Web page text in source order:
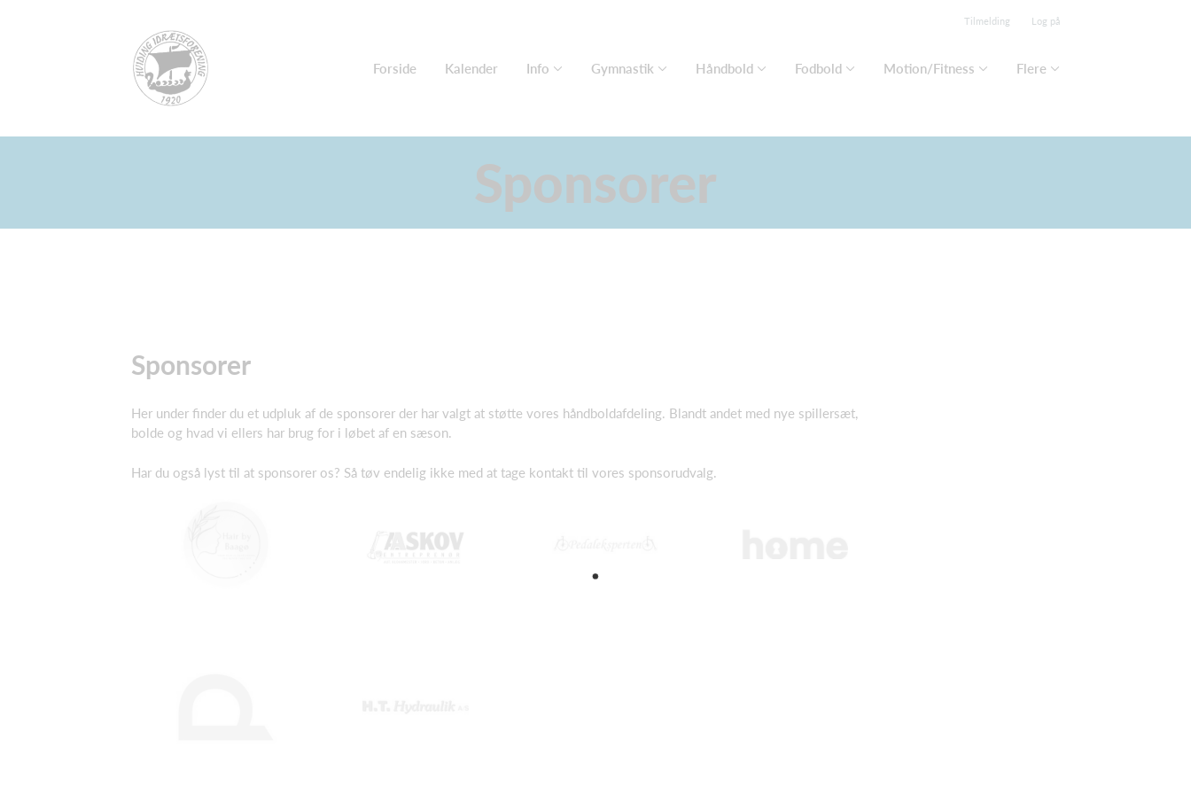
Tilmelding Log på
Forside Kalender Info Gymnastik Håndbold Fodbold Motion/Fitness Flere
Sponsorer
Sponsorer
Her under finder du et udpluk af de sponsorer der har valgt at støtte vores håndboldafdeling. Blandt andet med nye spillersæt,
bolde og hvad vi ellers har brug for i løbet af en sæson.
Har du også lyst til at sponsorer os? Så tøv endelig ikke med at tage kontakt til vores sponsorudvalg.